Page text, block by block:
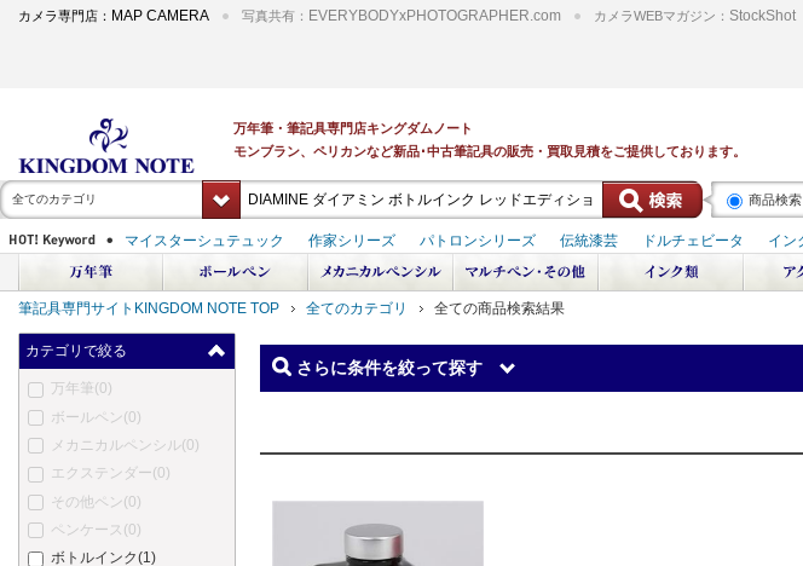
カメラ専門店： MAP CAMERA 写真共有： EVERYBODYxPHOTOGRAPHER.com カメラWEBマガジン： StockShot
全てのカテゴリ 商品検索
筆記具専門サイトKINGDOM NOTE TOP 全てのカテゴリ 全ての商品検索結果
さらに条件を絞って探す
カテゴリで絞る
万年筆 (0)
ボールペン (0)
メカニカルペンシル(0)
エクステンダー(0)
その他ペン (0)
ペンケース (0)
ボトルインク(1)